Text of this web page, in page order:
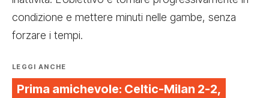
condizione e mettere minuti nelle gambe, senza
forzare i tempi.
LEGGI ANCHE
Prima amichevole: Celtic-Milan 2-2,